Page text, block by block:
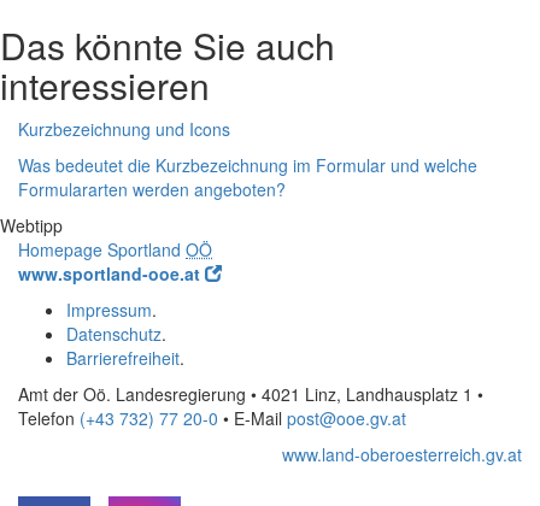
Das könnte Sie auch
interessieren
Kurzbezeichnung und Icons
Was bedeutet die Kurzbezeichnung im Formular und welche
Formulararten werden angeboten?
Webtipp
Homepage Sportland OÖ
www.sportland-ooe.at
Impressum.
Datenschutz.
Barrierefreiheit.
Amt der Oö. Landesregierung • 4021 Linz, Landhausplatz 1 •
Telefon (+43 732) 77 20-0 • E-Mail post@ooe.gv.at
www.land-oberoesterreich.gv.at